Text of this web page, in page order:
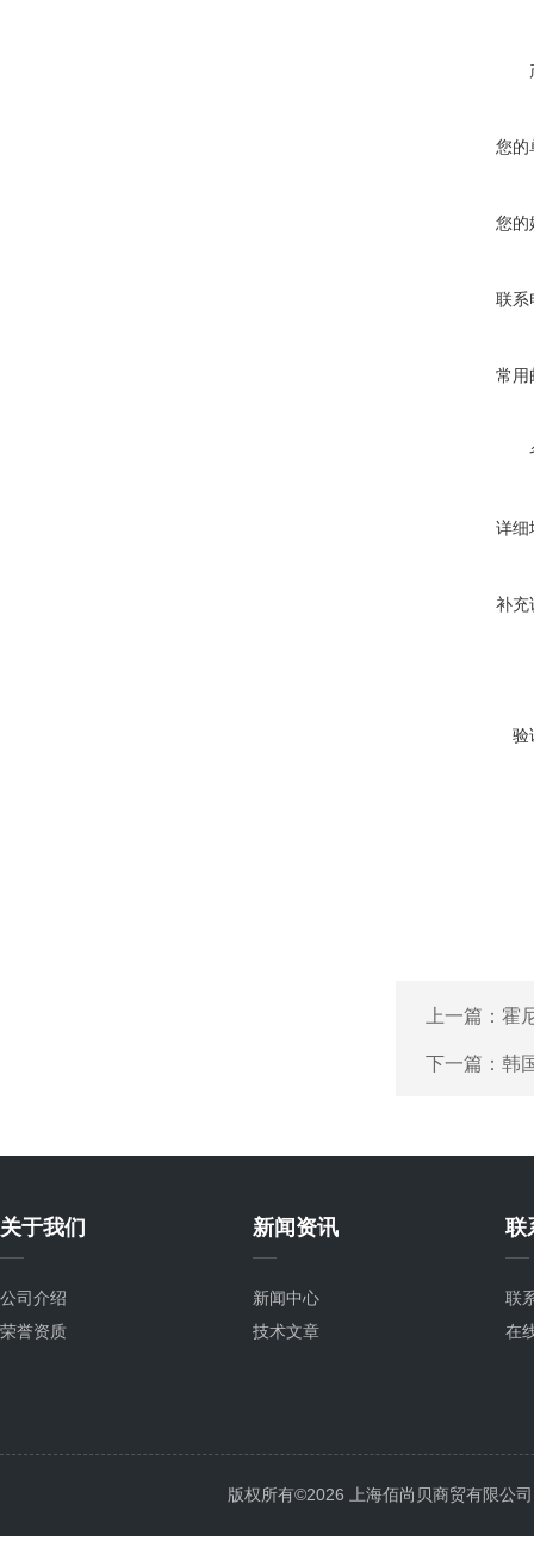
您的
您的
联系
常用
详细
补充
验
上一篇： 霍
下一篇： 韩
关于我们
公司介绍
荣誉资质
新闻资讯
新闻中心
技术文章
联
联
在
版权所有©2026 上海佰尚贝商贸有限公